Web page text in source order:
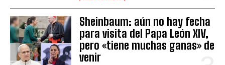
Sheinbaum: aún no hay fecha
para visita del Papa León XIV,
pero «tiene muchas ganas» de
venir